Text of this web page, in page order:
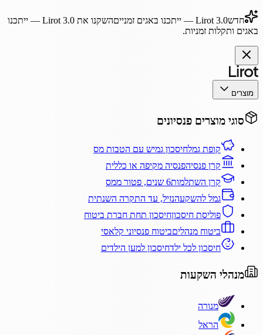
חדשLirot 3.0 — ייתכנו באגים זמנייםהשקנו את Lirot 3.0— ייתכנו
באגים ותקלות זמניות.
מוצרים
סוגי מוצרים פנסיונים
קופת גמלחיסכון גמיש עם הטבות מס
קרן פנסיהפנסיה מקיפה או כללית
קרן השתלמות6 שנים, פטור ממס
גמל להשקעהנזיל, עד התקרה השנתית
פוליסת חיסכוןחיסכון תחת חברת ביטוח
ביטוח מנהליםביטוח פנסיוני קלאסי
חיסכון לכל ילדחיסכון למען הילדים
מנהלי השקעות
מנורה
הראל